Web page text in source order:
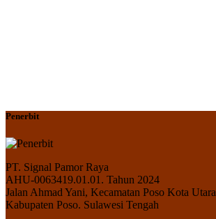
Penerbit
PT. Signal Pamor Raya
AHU-0063419.01.01. Tahun 2024
Jalan Ahmad Yani, Kecamatan Poso Kota Utara
Kabupaten Poso. Sulawesi Tengah